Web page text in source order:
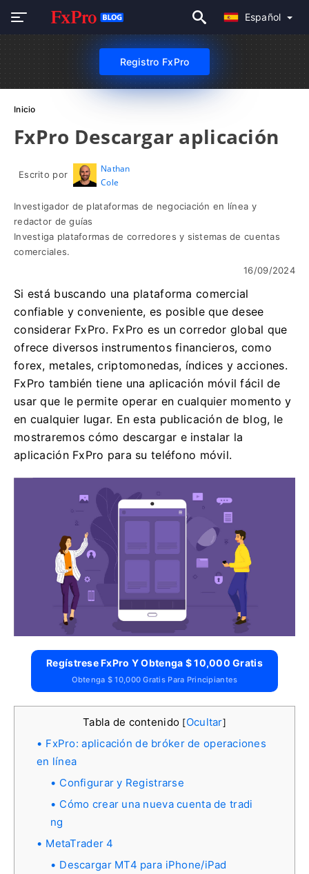
Español
Registro FxPro
Inicio
FxPro Descargar aplicación
Escrito por
Nathan
Cole
Investigador de plataformas de negociación en línea y
redactor de guías
Investiga plataformas de corredores y sistemas de cuentas
comerciales.
16/09/2024
Si está buscando una plataforma comercial
confiable y conveniente, es posible que desee
considerar FxPro. FxPro es un corredor global que
ofrece diversos instrumentos financieros, como
forex, metales, criptomonedas, índices y acciones.
FxPro también tiene una aplicación móvil fácil de
usar que le permite operar en cualquier momento y
en cualquier lugar. En esta publicación de blog, le
mostraremos cómo descargar e instalar la
aplicación FxPro para su teléfono móvil.
Regístrese FxPro Y Obtenga $ 10,000 Gratis
Obtenga $ 10,000 Gratis Para Principiantes
Tabla de contenido [Ocultar]
FxPro: aplicación de bróker de operaciones
en línea
Configurar y Registrarse
Cómo crear una nueva cuenta de tradi
ng
MetaTrader 4
Descargar MT4 para iPhone/iPad